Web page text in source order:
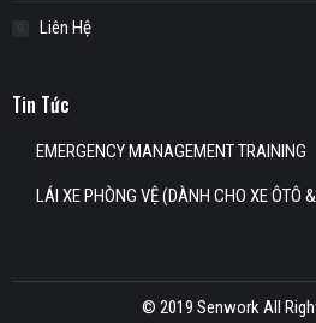
Liên Hệ
Tin Tức
EMERGENCY MANAGEMENT TRAINING
LÁI XE PHÒNG VỆ (DÀNH CHO XE ÔTÔ
© 2019 Senwork All